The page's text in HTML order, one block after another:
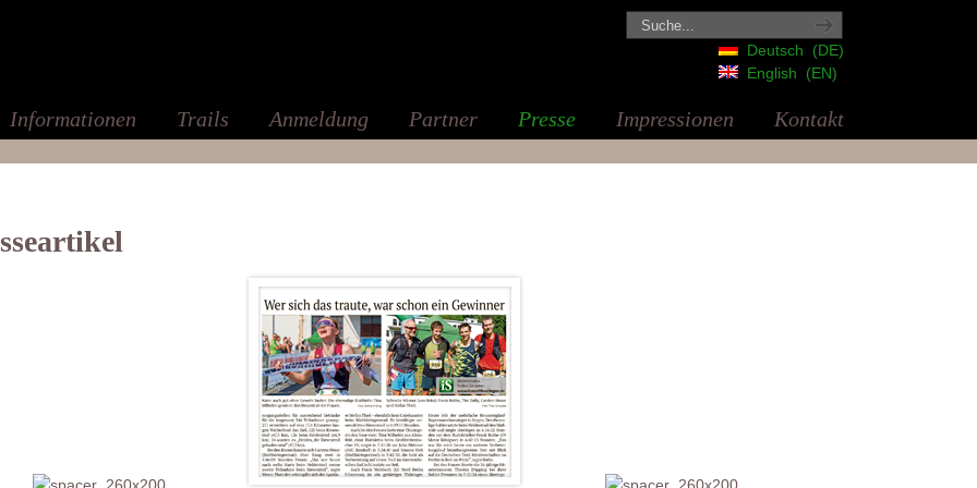
Deutsch
DE
English
EN
Informationen Trails Anmeldung Partner Presse Impressionen Kontakt